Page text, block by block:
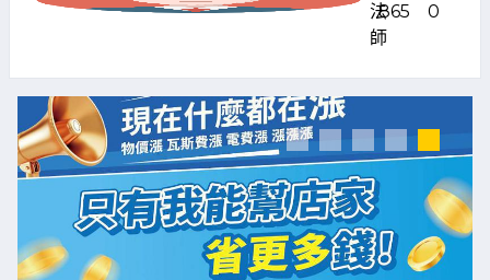
法
師
865 0